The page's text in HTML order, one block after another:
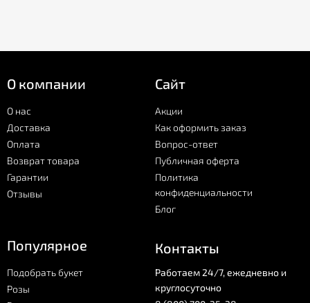
О компании
О нас
Доставка
Оплата
Возврат товара
Гарантии
Отзывы
Сайт
Акции
Как оформить заказ
Вопрос-ответ
Публичная оферта
Политика
конфиденциальности
Блог
Популярное
Подобрать букет
Розы
Контакты
Работаем 24/7, ежедневно и
круглосуточно